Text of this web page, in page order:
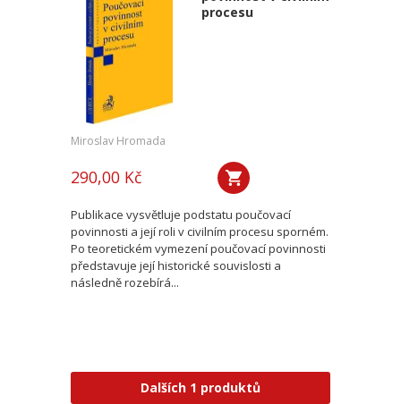
procesu
Miroslav Hromada
290,00 Kč
Publikace vysvětluje podstatu poučovací
povinnosti a její roli v civilním procesu sporném.
Po teoretickém vymezení poučovací povinnosti
představuje její historické souvislosti a
následně rozebírá...
Dalších 1 produktů